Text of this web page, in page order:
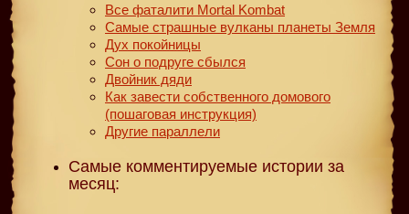
Все фаталити Mortal Kombat
Самые страшные вулканы планеты Земля
Дух покойницы
Сон о подруге сбылся
Двойник дяди
Как завести собственного домового
(пошаговая инструкция)
Другие параллели
Самые комментируемые истории за
месяц: